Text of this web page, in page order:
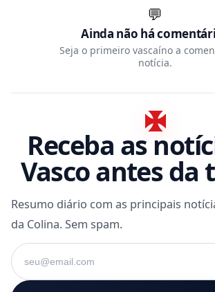
💬
Ainda não há
Seja o primeiro vascaíno a
notícia.
Receba as
Vasco antes da
Resumo diário com as principais
da Colina. Sem spam.
Seu e-mail